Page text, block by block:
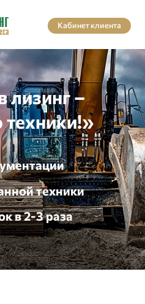
Кабинет клиента
лизинг –
техники!»
техники
в 2-3 раза